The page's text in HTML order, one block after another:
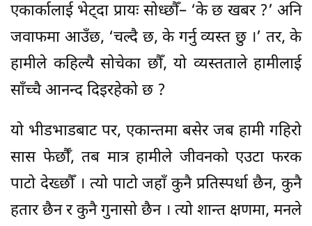
एकार्कालाई भेट्दा प्रायः सोध्छौँ– ‘के छ खबर ?’ अनि
जवाफमा आउँछ, ‘चल्दै छ, के गर्नु व्यस्त छु ।’ तर, के
हामीले कहिल्यै सोचेका छौँ, यो व्यस्तताले हामीलाई
साँच्चै आनन्द दिइरहेको छ ?
यो भीडभाडबाट पर, एकान्तमा बसेर जब हामी गहिरो
सास फेर्छौँ, तब मात्र हामीले जीवनको एउटा फरक
पाटो देख्छौँ । त्यो पाटो जहाँ कुनै प्रतिस्पर्धा छैन, कुनै
हतार छैन र कुनै गुनासो छैन । त्यो शान्त क्षणमा, मनले